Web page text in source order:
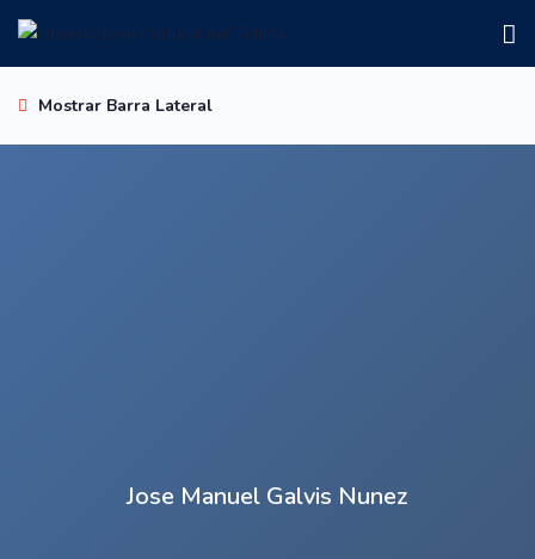
Mostrar Barra Lateral
Jose Manuel Galvis Nunez